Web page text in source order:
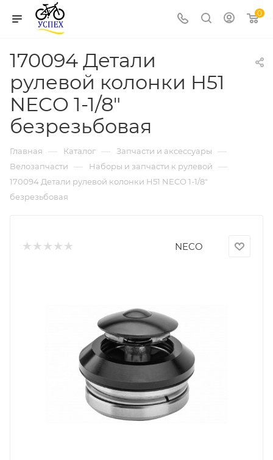
0
170094 Детали
рулевой колонки H51
NECO 1-1/8"
безрезьбовая
Главная — Каталог — Запчасти и аксессуары —
Велозапчасти — Наборы и запчасти к рулевой —
170094 Детали рулевой колонки H51 NECO 1-1/8"
безрезьбовая
NECO